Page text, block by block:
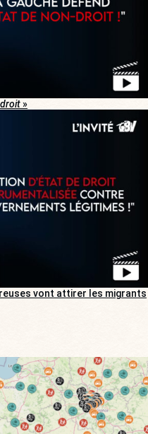
»
vont attirer les migrants